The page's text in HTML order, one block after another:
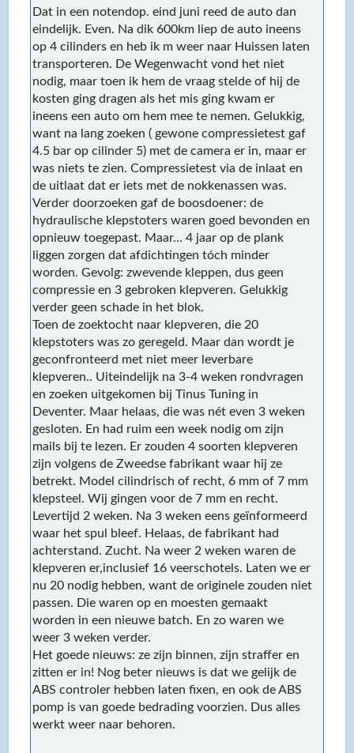
Dat in een notendop. eind juni reed de auto dan
eindelijk. Even. Na dik 600km liep de auto ineens
op 4 cilinders en heb ik m weer naar Huissen laten
transporteren. De Wegenwacht vond het niet
nodig, maar toen ik hem de vraag stelde of hij de
kosten ging dragen als het mis ging kwam er
ineens een auto om hem mee te nemen. Gelukkig,
want na lang zoeken ( gewone compressietest gaf
4.5 bar op cilinder 5) met de camera er in, maar er
was niets te zien. Compressietest via de inlaat en
de uitlaat dat er iets met de nokkenassen was.
Verder doorzoeken gaf de boosdoener: de
hydraulische klepstoters waren goed bevonden en
opnieuw toegepast. Maar... 4 jaar op de plank
liggen zorgen dat afdichtingen tóch minder
worden. Gevolg: zwevende kleppen, dus geen
compressie en 3 gebroken klepveren. Gelukkig
verder geen schade in het blok.
Toen de zoektocht naar klepveren, die 20
klepstoters was zo geregeld. Maar dan wordt je
geconfronteerd met niet meer leverbare
klepveren.. Uiteindelijk na 3-4 weken rondvragen
en zoeken uitgekomen bij Tinus Tuning in
Deventer. Maar helaas, die was nét even 3 weken
gesloten. En had ruim een week nodig om zijn
mails bij te lezen. Er zouden 4 soorten klepveren
zijn volgens de Zweedse fabrikant waar hij ze
betrekt. Model cilindrisch of recht, 6 mm of 7 mm
klepsteel. Wij gingen voor de 7 mm en recht.
Levertijd 2 weken. Na 3 weken eens geïnformeerd
waar het spul bleef. Helaas, de fabrikant had
achterstand. Zucht. Na weer 2 weken waren de
klepveren er,inclusief 16 veerschotels. Laten we er
nu 20 nodig hebben, want de originele zouden niet
passen. Die waren op en moesten gemaakt
worden in een nieuwe batch. En zo waren we
weer 3 weken verder.
Het goede nieuws: ze zijn binnen, zijn straffer en
zitten er in! Nog beter nieuws is dat we gelijk de
ABS controler hebben laten fixen, en ook de ABS
pomp is van goede bedrading voorzien. Dus alles
werkt weer naar behoren.